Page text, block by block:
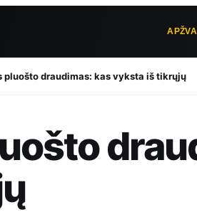
pluošto draudimas: kas vyksta iš tikrųjų